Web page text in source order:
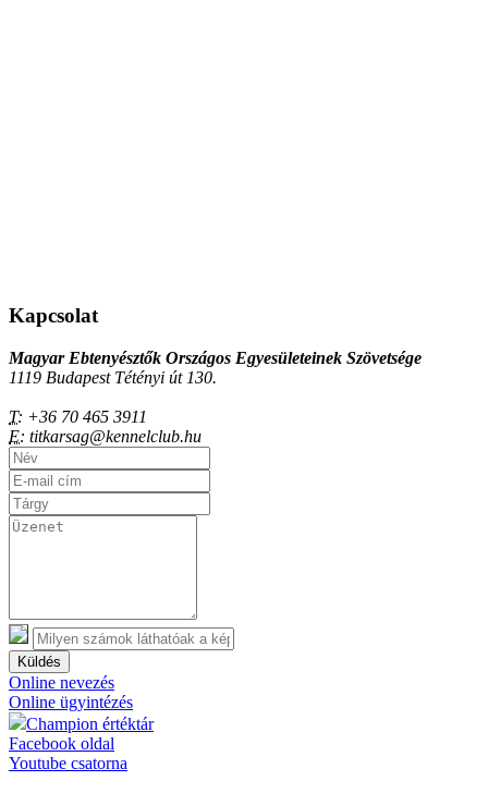
Kapcsolat
Magyar Ebtenyésztők Országos Egyesületeinek Szövetsége
1119 Budapest Tétényi út 130.
T: +36 70 465 3911
E: titkarsag@kennelclub.hu
Küldés
Online nevezés
Online ügyintézés
Champion értéktár
Facebook oldal
Youtube csatorna